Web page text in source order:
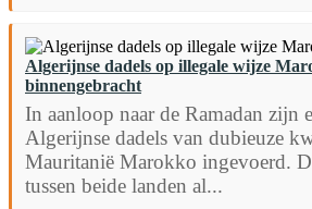
Algerijnse dadels op illegale wijze
binnengebracht
In aanloop naar de Ramadan zijn
Algerijnse dadels van dubieuze
Mauritanië Marokko ingevoerd.
tussen beide landen al...